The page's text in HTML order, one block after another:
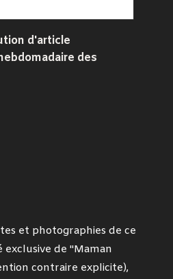
d'article
des
et photographies de ce
de "Maman
contraire explicite),